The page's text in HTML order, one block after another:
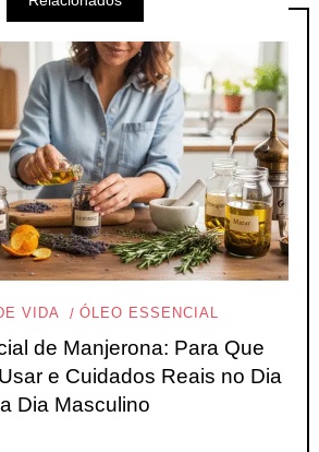
VIDA ÓLEO ESSENCIAL
de Manjerona: Para Que
e Cuidados Reais no Dia
a Dia Masculino